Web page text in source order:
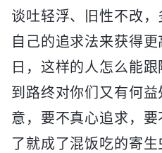
谈吐轻浮、旧性不改
自己的追求法来获得
日，这样的人怎么能
到路终对你们又有何
意，要不真心追求，
了就成了混饭吃的寄